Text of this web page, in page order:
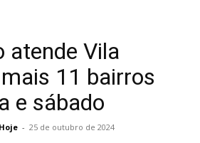
atende Vila
11 bairros
e sábado
- 25 de outubro de 2024